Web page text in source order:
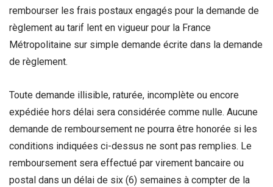
rembourser les frais postaux engagés pour la demande de
règlement au tarif lent en vigueur pour la France
Métropolitaine sur simple demande écrite dans la demande
de règlement.
Toute demande illisible, raturée, incomplète ou encore
expédiée hors délai sera considérée comme nulle. Aucune
demande de remboursement ne pourra être honorée si les
conditions indiquées ci-dessus ne sont pas remplies. Le
remboursement sera effectué par virement bancaire ou
postal dans un délai de six (6) semaines à compter de la